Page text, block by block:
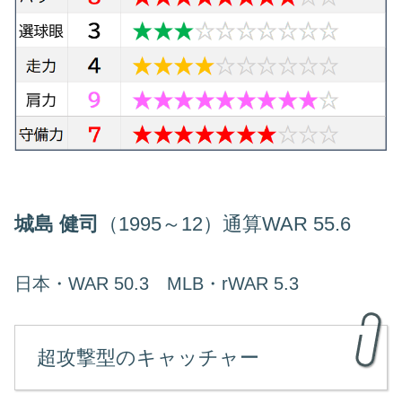
城島 健司 （1995～12）通算WAR 55.6
日本・WAR 50.3 MLB・rWAR 5.3
超攻撃型のキャッチャー